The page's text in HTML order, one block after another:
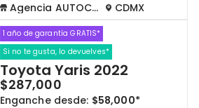
Agencia AUTOCOM CDMX
1 año de garantía GRATIS*
Si no te gusta, lo devuelves*
Toyota Yaris 2022
$287,000
Enganche desde: $58,000*